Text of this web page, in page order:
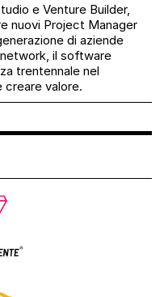
e Venture Builder,
nuovi Project Manager
di aziende
il software
trentennale nel
valore.